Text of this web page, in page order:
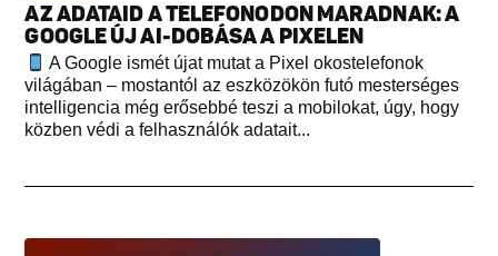
AZ ADATAID A TELEFONODON MARADNAK: A
GOOGLE ÚJ AI-DOBÁSA A PIXELEN
A Google ismét újat mutat a Pixel okostelefonok
világában – mostantól az eszközökön futó mesterséges
intelligencia még erősebbé teszi a mobilokat, úgy, hogy
közben védi a felhasználók adatait...